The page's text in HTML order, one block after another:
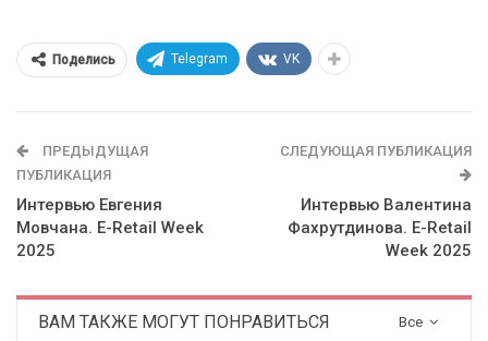
Поделись Telegram VK
ПРЕДЫДУЩАЯ
ПУБЛИКАЦИЯ
Интервью Евгения
Мовчана. E-Retail Week
2025
СЛЕДУЮЩАЯ ПУБЛИКАЦИЯ
Интервью Валентина
Фахрутдинова. E-Retail
Week 2025
Все
ВАМ ТАКЖЕ МОГУТ ПОНРАВИТЬСЯ